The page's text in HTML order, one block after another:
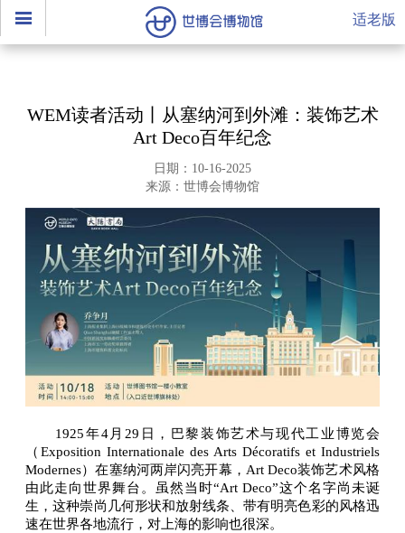
适老版
WEM读者活动丨从塞纳河到外滩：装饰艺术
Art Deco百年纪念
日期：10-16-2025
来源：世博会博物馆
1925年4月29日，巴黎装饰艺术与现代工业博览会
（Exposition Internationale des Arts Décoratifs et Industriels
Modernes）在塞纳河两岸闪亮开幕，Art Deco装饰艺术风格
由此走向世界舞台。虽然当时“Art Deco”这个名字尚未诞
生，这种崇尚几何形状和放射线条、带有明亮色彩的风格迅
速在世界各地流行，对上海的影响也很深。